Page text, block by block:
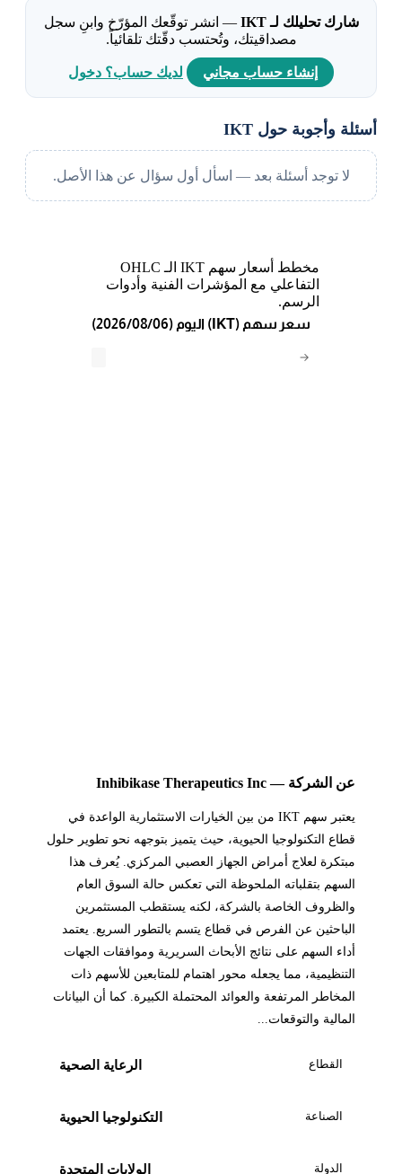
شارك تحليلك لـ IKT
— انشر توقّعك المؤرّخ وابنِ سجل
مصداقيتك، وتُحتسب دقّتك تلقائياً.
إنشاء حساب مجاني لديك حساب؟ دخول
أسئلة وأجوبة حول IKT
لا توجد أسئلة بعد — اسأل أول سؤال عن هذا الأصل.
مخطط أسعار سهم IKT الـ OHLC
التفاعلي مع المؤشرات الفنية وأدوات
الرسم.
→
(2026/08/06) اليوم (IKT) سعر سهم
عن الشركة — Inhibikase Therapeutics Inc
يعتبر سهم IKT من بين الخيارات الاستثمارية الواعدة في
قطاع التكنولوجيا الحيوية، حيث يتميز بتوجهه نحو تطوير حلول
مبتكرة لعلاج أمراض الجهاز العصبي المركزي. يُعرف هذا
السهم بتقلباته الملحوظة التي تعكس حالة السوق العام
والظروف الخاصة بالشركة، لكنه يستقطب المستثمرين
الباحثين عن الفرص في قطاع يتسم بالتطور السريع. يعتمد
أداء السهم على نتائج الأبحاث السريرية وموافقات الجهات
التنظيمية، مما يجعله محور اهتمام للمتابعين للأسهم ذات
المخاطر المرتفعة والعوائد المحتملة الكبيرة. كما أن البيانات
المالية والتوقعات...
القطاع الرعاية الصحية
الصناعة التكنولوجيا الحيوية
الدولة الولايات المتحدة